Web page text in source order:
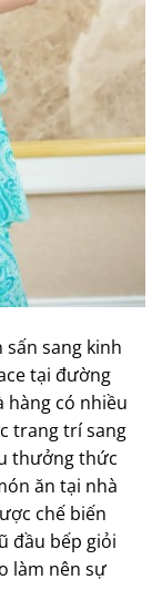
sang kinh
tại đường
hàng có nhiều
trang trí sang
thưởng thức
ăn tại nhà
chế biến
đầu bếp giỏi
làm nên sự